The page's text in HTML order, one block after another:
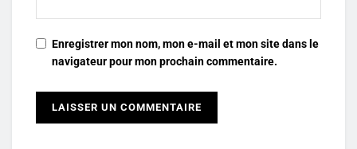
Enregistrer mon nom, mon e-mail et mon site dans le
navigateur pour mon prochain commentaire.